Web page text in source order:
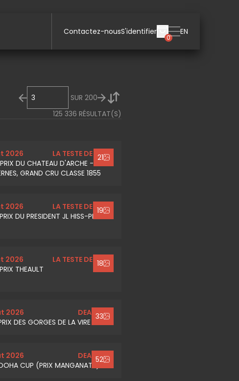
Contactez-nousS'identifier
0
EN
SUR 200
125 336 RÉSULTAT(S)
21
2026
LA TESTE DE BUCH
DU CHATEAU D'ARCHE -
GRAND CRU CLASSE 1855
19
2026
LA TESTE DE BUCH
DU PRESIDENT JL HISS-PRIX
18
2026
LA TESTE DE BUCH
THEAULT
33
2026
DEAUVILLE
DES GORGES DE LA VIRE
52
2026
DEAUVILLE
CUP (PRIX MANGANATE)